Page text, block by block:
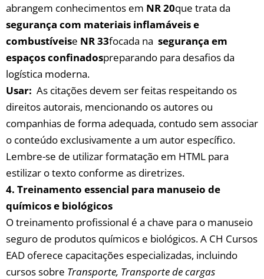
abrangem conhecimentos ⁤em‌ NR ⁢20que ⁢trata da
segurança com materiais inflamáveis e
combustíveise​ NR 33focada na ⁤ segurança⁣ em
espaços confinadospreparando para ⁣desafios‍ da
logística moderna.
Usar: ‌ As citações devem ser feitas respeitando os
direitos autorais, mencionando ⁤os autores ou
companhias de forma adequada,⁤ contudo sem associar
o conteúdo exclusivamente ‍a um autor​ específico.
Lembre-se‍ de⁢ utilizar formatação ⁢em⁤ HTML para
⁤estilizar o texto conforme⁤ as diretrizes.
4. ​Treinamento essencial para ⁣manuseio de
químicos e⁣ biológicos
O⁤ treinamento profissional é a​ chave para​ o manuseio
‌seguro de​ produtos químicos⁣ e biológicos.‍ A CH Cursos
EAD oferece capacitações ‍especializadas, incluindo
cursos sobre Transporte, Transporte ⁣de cargas⁢